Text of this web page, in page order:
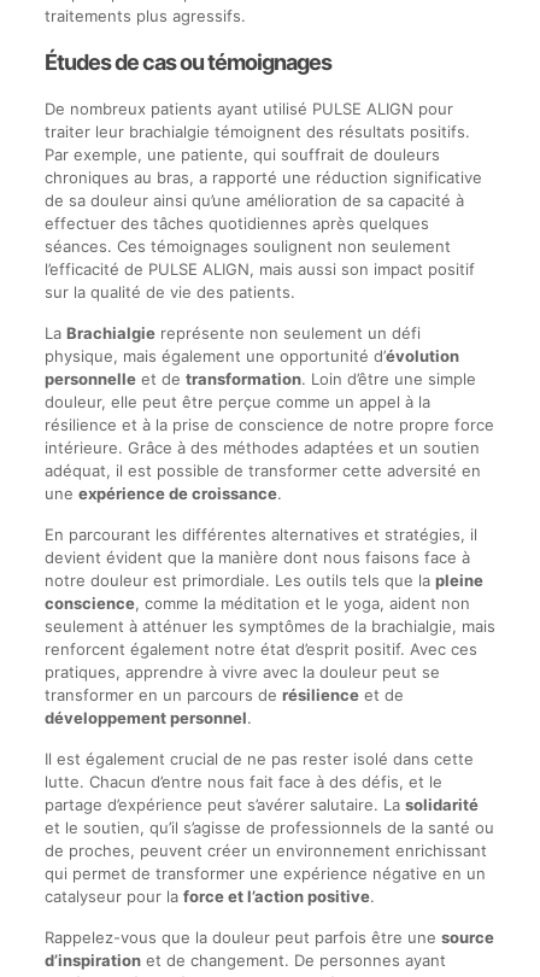
traitements plus agressifs.
Études de cas ou témoignages
De nombreux patients ayant utilisé PULSE ALIGN pour
traiter leur brachialgie témoignent des résultats positifs.
Par exemple, une patiente, qui souffrait de douleurs
chroniques au bras, a rapporté une réduction significative
de sa douleur ainsi qu’une amélioration de sa capacité à
effectuer des tâches quotidiennes après quelques
séances. Ces témoignages soulignent non seulement
l’efficacité de PULSE ALIGN, mais aussi son impact positif
sur la qualité de vie des patients.
La Brachialgiereprésente non seulement un défi
physique, mais également une opportunité d’évolution
personnelleet de transformation. Loin d’être une simple
douleur, elle peut être perçue comme un appel à la
résilience et à la prise de conscience de notre propre force
intérieure. Grâce à des méthodes adaptées et un soutien
adéquat, il est possible de transformer cette adversité en
une expérience de croissance.
En parcourant les différentes alternatives et stratégies, il
devient évident que la manière dont nous faisons face à
notre douleur est primordiale. Les outils tels que la pleine
conscience, comme la méditation et le yoga, aident non
seulement à atténuer les symptômes de la brachialgie, mais
renforcent également notre état d’esprit positif. Avec ces
pratiques, apprendre à vivre avec la douleur peut se
transformer en un parcours de résilienceet de
développement personnel.
Il est également crucial de ne pas rester isolé dans cette
lutte. Chacun d’entre nous fait face à des défis, et le
partage d’expérience peut s’avérer salutaire. La solidarité
et le soutien, qu’il s’agisse de professionnels de la santé ou
de proches, peuvent créer un environnement enrichissant
qui permet de transformer une expérience négative en un
catalyseur pour la force et l’action positive.
Rappelez-vous que la douleur peut parfois être une source
d’inspirationet de changement. De personnes ayant